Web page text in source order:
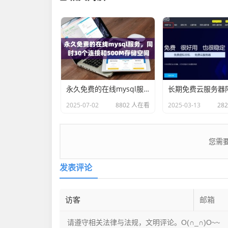
永久免费的在线mysql服务，同时30个连接和500M存储空间
2025-07-02 8802 人在看 2025-03-13
您需
发表评论